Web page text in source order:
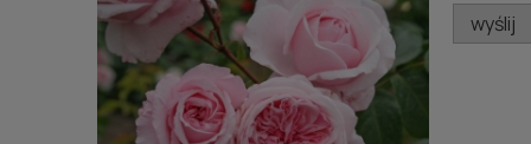
wyślij